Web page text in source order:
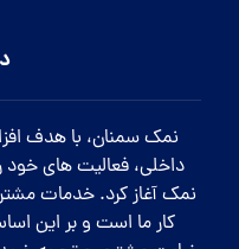
نمک سمنان، با هدف
داخلی، فعالیت های خود
نمک آغاز کرد. خدمات
کار ما است و بر این